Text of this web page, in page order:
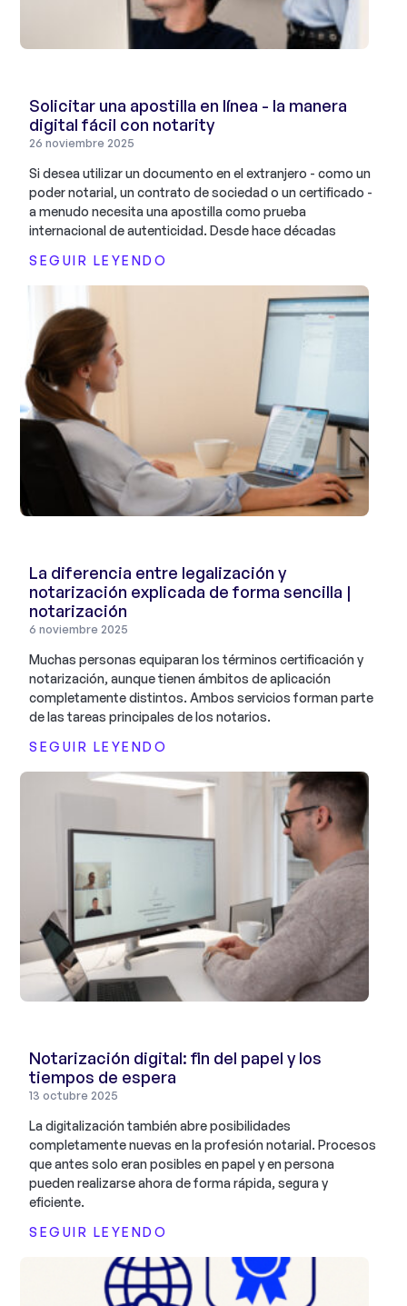
Solicitar una apostilla en línea - la manera
digital fácil con notarity
26 noviembre 2025
Si desea utilizar un documento en el extranjero - como un
poder notarial, un contrato de sociedad o un certificado -
a menudo necesita una apostilla como prueba
internacional de autenticidad. Desde hace décadas
SEGUIR LEYENDO
La diferencia entre legalización y
notarización explicada de forma sencilla |
notarización
6 noviembre 2025
Muchas personas equiparan los términos certificación y
notarización, aunque tienen ámbitos de aplicación
completamente distintos. Ambos servicios forman parte
de las tareas principales de los notarios.
SEGUIR LEYENDO
Notarización digital: fin del papel y los
tiempos de espera
13 octubre 2025
La digitalización también abre posibilidades
completamente nuevas en la profesión notarial. Procesos
que antes solo eran posibles en papel y en persona
pueden realizarse ahora de forma rápida, segura y
eficiente.
SEGUIR LEYENDO